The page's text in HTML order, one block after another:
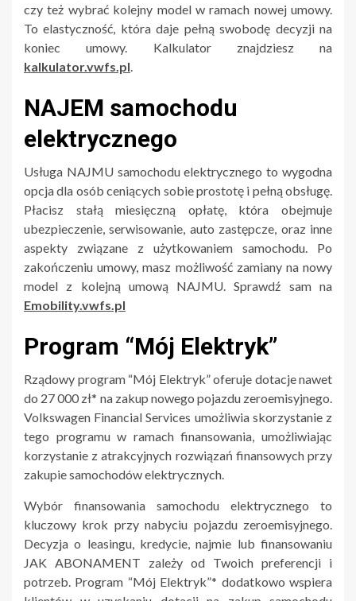
czy też wybrać kolejny model w ramach nowej umowy.
To elastyczność, która daje pełną swobodę decyzji na
koniec umowy. Kalkulator znajdziesz na
kalkulator.vwfs.pl.
NAJEM samochodu
elektrycznego
Usługa NAJMU samochodu elektrycznego to wygodna
opcja dla osób ceniących sobie prostotę i pełną obsługę.
Płacisz stałą miesięczną opłatę, która obejmuje
ubezpieczenie, serwisowanie, auto zastępcze, oraz inne
aspekty związane z użytkowaniem samochodu. Po
zakończeniu umowy, masz możliwość zamiany na nowy
model z kolejną umową NAJMU. Sprawdź sam na
Emobility.vwfs.pl
Program “Mój Elektryk”
Rządowy program “Mój Elektryk” oferuje dotacje nawet
do 27 000 zł* na zakup nowego pojazdu zeroemisyjnego.
Volkswagen Financial Services umożliwia skorzystanie z
tego programu w ramach finansowania, umożliwiając
korzystanie z atrakcyjnych rozwiązań finansowych przy
zakupie samochodów elektrycznych.
Wybór finansowania samochodu elektrycznego to
kluczowy krok przy nabyciu pojazdu zeroemisyjnego.
Decyzja o leasingu, kredycie, najmie lub finansowaniu
JAK ABONAMENT zależy od Twoich preferencji i
potrzeb. Program “Mój Elektryk”* dodatkowo wspiera